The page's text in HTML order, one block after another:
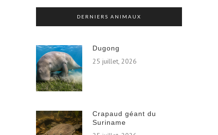
DERNIERS ANIMAUX
Dugong
25 juillet, 2026
Crapaud géant du
Suriname